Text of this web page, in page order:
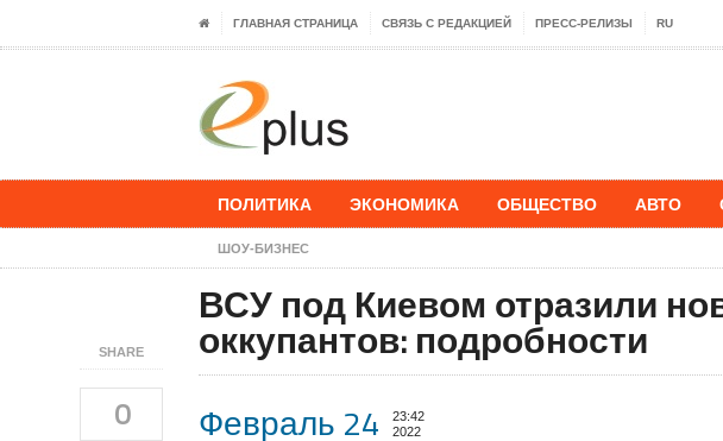
ГЛАВНАЯ СТРАНИЦА СВЯЗЬ С РЕДАКЦИЕЙ ПРЕСС-РЕЛИЗЫ RU
ПОЛИТИКА ЭКОНОМИКА ОБЩЕСТВО АВТО
ШОУ-БИЗНЕС
SHARE
0
​ВСУ под Киевом отразили
оккупантов: подробности
Февраль 24
23:42
2022